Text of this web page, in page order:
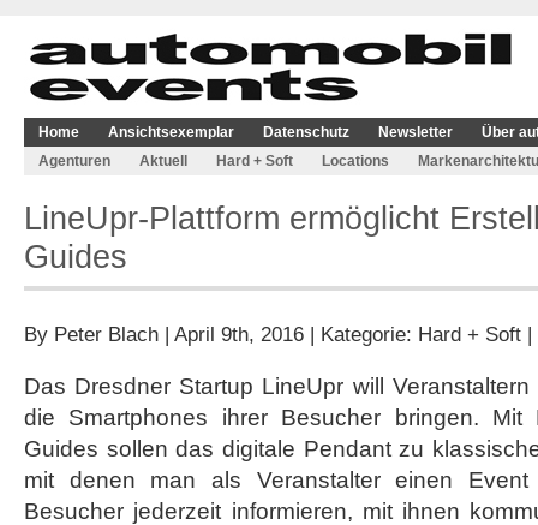
Home Ansichtsexemplar Datenschutz Newsletter
Über
Agenturen
Aktuell Hard + Soft Locations
LineUpr-Plattform ermöglicht
Guides
By Peter Blach | April 9th, 2016 | Kategorie: Hard + Soft |
Das Dresdner Startup LineUpr will
die Smartphones ihrer Besucher bringen. Mit
Guides sollen das digitale Pendant zu
mit denen man als Veranstalter einen Event
Besucher jederzeit informieren, mit ihnen